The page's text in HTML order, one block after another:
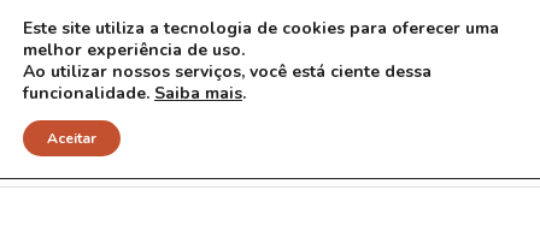
CRIM.OPHMED2013-292981.002
Este site utiliza a tecnologia de cookies para oferecer uma
melhor experiência de uso.
Ao utilizar nossos serviços, você está ciente dessa
funcionalidade. Saiba mais.
Aceitar